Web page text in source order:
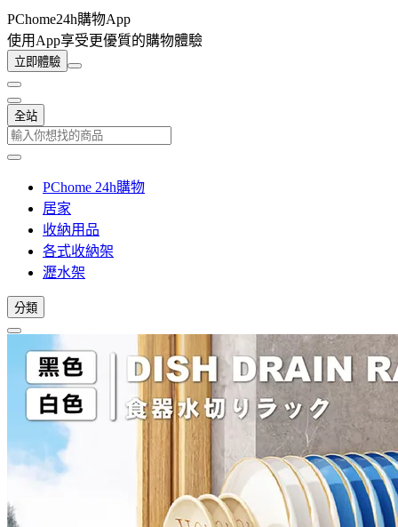
PChome24h購物App
使用App享受更優質的購物體驗
立即體驗
全站
PChome 24h購物
居家
收納用品
各式收納架
瀝水架
分類